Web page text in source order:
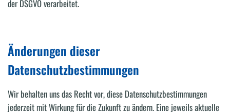
der DSGVO verarbeitet.
Änderungen dieser
Datenschutzbestimmungen
Wir behalten uns das Recht vor, diese Datenschutzbestimmungen
jederzeit mit Wirkung für die Zukunft zu ändern. Eine jeweils aktuelle